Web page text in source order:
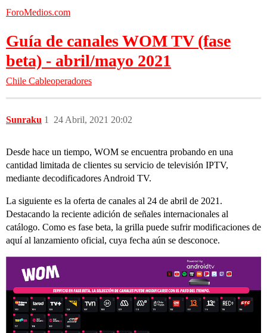
ForoMedios.com
Guía de canales WOM TV (fase
beta) - abril/mayo 2021
Chile Cableoperadores
Sunraku 24 Abril, 2021 20:02
1
Desde hace un tiempo, WOM se encuentra probando en una
cantidad limitada de clientes su servicio de televisión IPTV,
mediante decodificadores Android TV.
La siguiente es la oferta de canales al 24 de abril de 2021.
Destacando la reciente adición de señales internacionales al
catálogo. Como es fase beta, la grilla puede sufrir modificaciones de
aquí al lanzamiento oficial, cuya fecha aún se desconoce.